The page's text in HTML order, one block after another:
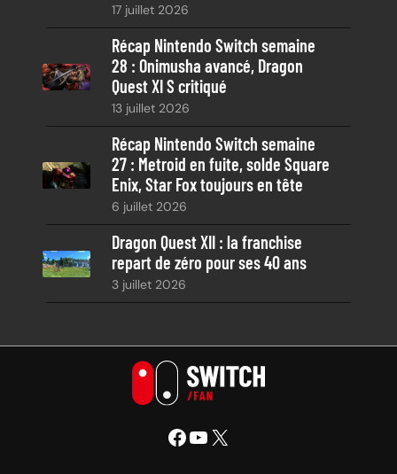
17 juillet 2026
Récap Nintendo Switch semaine
28 : Onimusha avancé, Dragon
Quest XI S critiqué
13 juillet 2026
Récap Nintendo Switch semaine
27 : Metroid en fuite, solde Square
Enix, Star Fox toujours en tête
6 juillet 2026
Dragon Quest XII : la franchise
repart de zéro pour ses 40 ans
3 juillet 2026
Facebook YouTube X